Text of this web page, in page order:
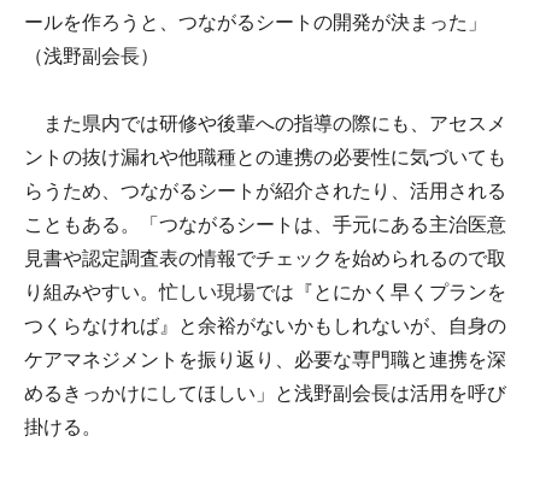
ールを作ろうと、つながるシートの開発が決まった」
（浅野副会長）
また県内では研修や後輩への指導の際にも、アセスメ
ントの抜け漏れや他職種との連携の必要性に気づいても
らうため、つながるシートが紹介されたり、活用される
こともある。「つながるシートは、手元にある主治医意
見書や認定調査表の情報でチェックを始められるので取
り組みやすい。忙しい現場では『とにかく早くプランを
つくらなければ』と余裕がないかもしれないが、自身の
ケアマネジメントを振り返り、必要な専門職と連携を深
めるきっかけにしてほしい」と浅野副会長は活用を呼び
掛ける。